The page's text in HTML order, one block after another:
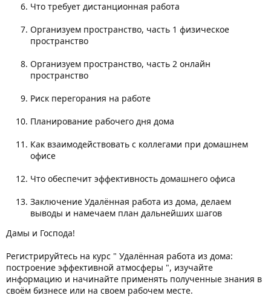
Что требует дистанционная работа
Организуем пространство, часть 1 физическое
пространство
Организуем пространство, часть 2 онлайн
пространство
Риск перегорания на работе
Планирование рабочего дня дома
Как взаимодействовать с коллегами при домашнем
офисе
Что обеспечит эффективность домашнего офиса
Заключение Удалённая работа из дома, делаем
выводы и намечаем план дальнейших шагов
Дамы и Господа!
Регистрируйтесь на курс " Удалённая работа из дома:
построение эффективной атмосферы ", изучайте
информацию и начинайте применять полученные знания в
своём бизнесе или на своем рабочем месте.